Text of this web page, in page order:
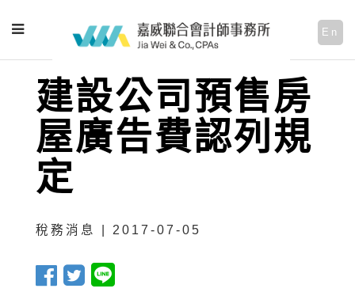
En
建設公司預售房
屋廣告費認列規
定
稅務消息 | 2017-07-05